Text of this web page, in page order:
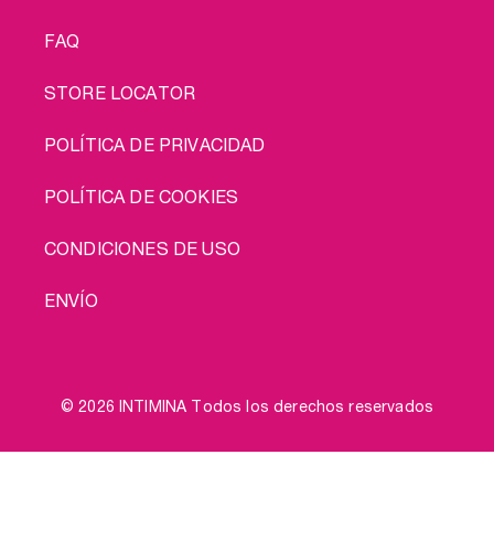
FAQ
STORE LOCATOR
POLÍTICA DE PRIVACIDAD
POLÍTICA DE COOKIES
CONDICIONES DE USO
ENVÍO
© 2026 INTIMINA Todos los derechos reservados